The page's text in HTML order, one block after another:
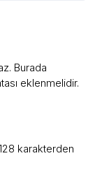
Burada
eklenmelidir.
karakterden